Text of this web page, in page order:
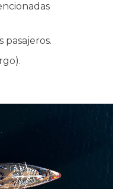
pasajeros.